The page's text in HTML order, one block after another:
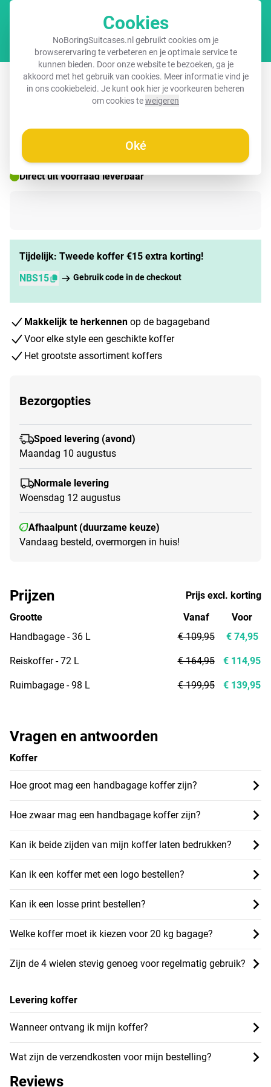
Cookies
NoBoringSuitcases.nl gebruikt cookies om je
browserervaring te verbeteren en je optimale service te
kunnen bieden. Door onze website te bezoeken, ga je
akkoord met het gebruik van cookies. Meer informatie vind je
in onscookiebeleid. Je kunt ook hier je voorkeuren beheren
om cookies teweigeren
Oké
Koffer - Oranje stippen patroon
☀️ ZOMERDEAL
Direct uit voorraad leverbaar
Tijdelijk: Tweede koffer €15 extra korting!
NBS15
Gebruik code in de checkout
Makkelijk te herkennen op de bagageband
Voor elke style een geschikte koffer
Het grootste assortiment koffers
Bezorgopties
Spoed levering (avond)
Maandag 10 augustus
Normale levering
Woensdag 12 augustus
Afhaalpunt (duurzame keuze)
Vandaag besteld, overmorgen in huis!
Vragen en antwoorden
Koffer
Hoe groot mag een handbagage koffer zijn?
Hoe zwaar mag een handbagage koffer zijn?
Kan ik beide zijden van mijn koffer laten bedrukken?
Kan ik een koffer met een logo bestellen?
Kan ik een losse print bestellen?
Welke koffer moet ik kiezen voor 20 kg bagage?
Zijn de 4 wielen stevig genoeg voor regelmatig gebruik?
Levering koffer
Wanneer ontvang ik mijn koffer?
Wat zijn de verzendkosten voor mijn bestelling?
Prijzen
Prijs excl. korting
Grootte
Handbagage - 36 L
Reiskoffer - 72 L
Ruimbagage - 98 L
Vanaf
€ 109,95
€ 164,95
€ 199,95
Voor
€ 74,95
€ 114,95
€ 139,95
Reviews